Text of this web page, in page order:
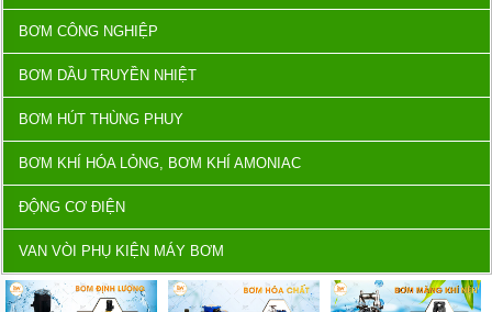
BƠM CÔNG NGHIỆP
BƠM DẦU TRUYỀN NHIỆT
BƠM HÚT THÙNG PHUY
BƠM KHÍ HÓA LỎNG, BƠM KHÍ AMONIAC
ĐỘNG CƠ ĐIỆN
VAN VÒI PHỤ KIỆN MÁY BƠM